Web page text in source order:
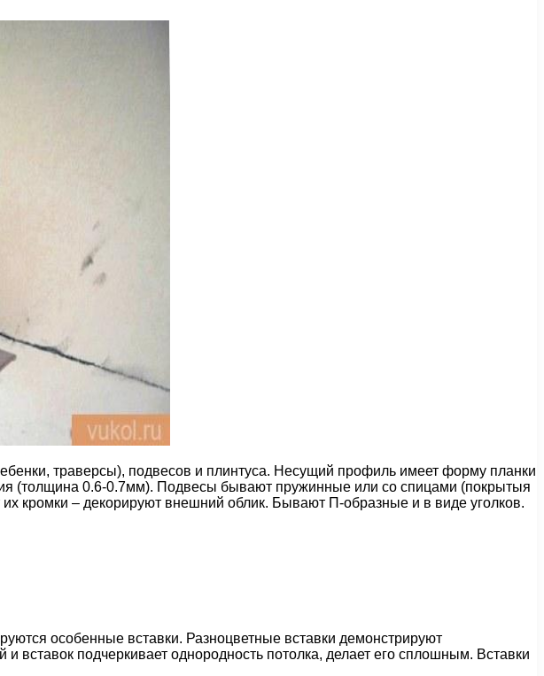
траверсы), подвесов и плинтуса. Несущий профиль имеет форму планки
(толщина 0.6-0.7мм). Подвесы бывают пружинные или со спицами (покрытыя
кромки – декорируют внешний облик. Бывают П-образные и в виде уголков.
особенные вставки. Разноцветные вставки демонстрируют
вставок подчеркивает однородность потолка, делает его сплошным. Вставки